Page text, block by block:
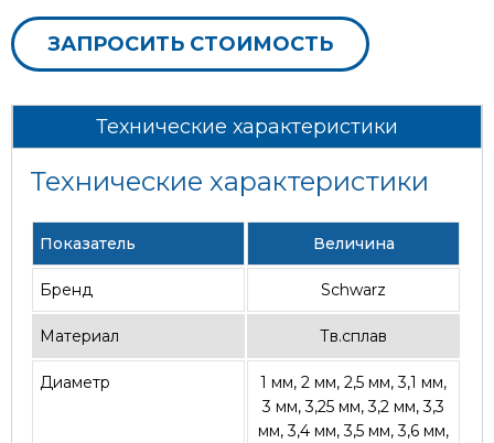
ЗАПРОСИТЬ СТОИМОСТЬ
Технические характеристики
Технические характеристики
Показатель Величина
Бренд Schwarz
Материал Тв.сплав
Диаметр
1 мм, 2 мм, 2,5 мм, 3,1 мм,
3 мм, 3,25 мм, 3,2 мм, 3,3
мм, 3,4 мм, 3,5 мм, 3,6 мм,